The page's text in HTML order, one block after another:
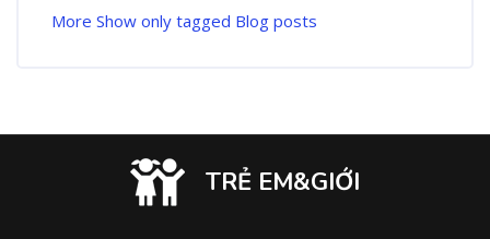
More Show only tagged Blog posts
TRẺ EM&GIỚI